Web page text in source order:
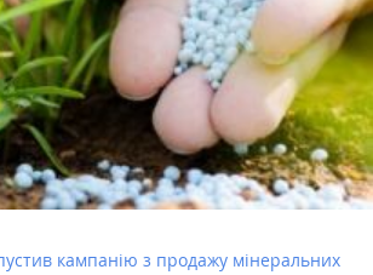
кампанію з продажу мінеральних